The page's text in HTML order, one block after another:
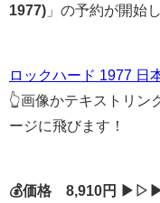
1977) 」の予約が開始
ロックハード 1977 日
👆画像かテキストリン
ージに飛びます！
💰価格 8,910円 ▶▷▶